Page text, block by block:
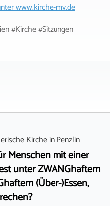
www.kirche-mv.de
#Kirche #Sitzungen
KircheinPenzlin
Menschen mit einer
unter ZWANGhaftem
(Über-)Essen,